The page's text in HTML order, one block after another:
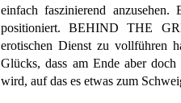
einfach faszinierend
positioniert. BEHIND THE
erotischen Dienst zu vollführen
Glücks, dass am Ende aber
wird, auf das es etwas zum